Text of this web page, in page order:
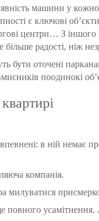
машини у
є ключові
центри… З
більше радості, ніж
бути оточені
поодинокі
в ній немає
компанія.
милуватися
усамітнення.